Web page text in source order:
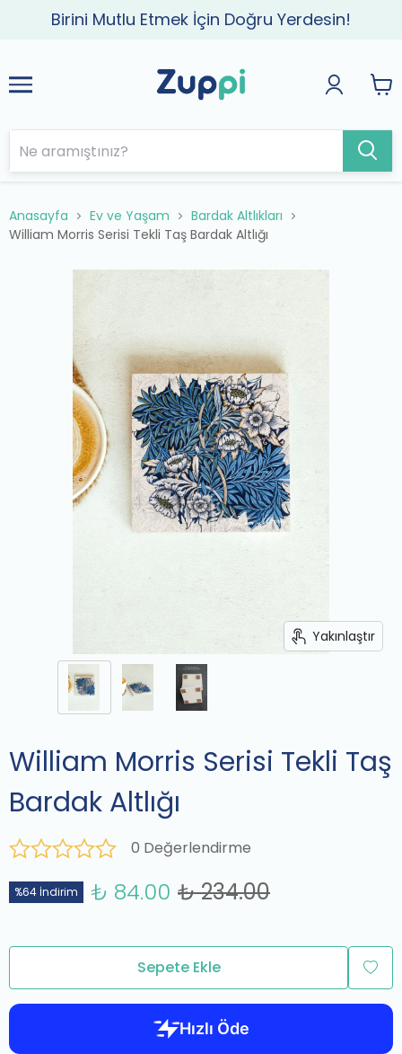
Birini Mutlu Etmek İçin Doğru Yerdesin!
Anasayfa Ev ve Yaşam
Bardak Altlıkları
William Morris Serisi Tekli Taş Bardak Altlığı
Yakınlaştır
William Morris Serisi Tekli Taş
Bardak Altlığı
0 Değerlendirme
%64 İndirim ₺ 84.00 ₺ 234.00
Sepete Ekle